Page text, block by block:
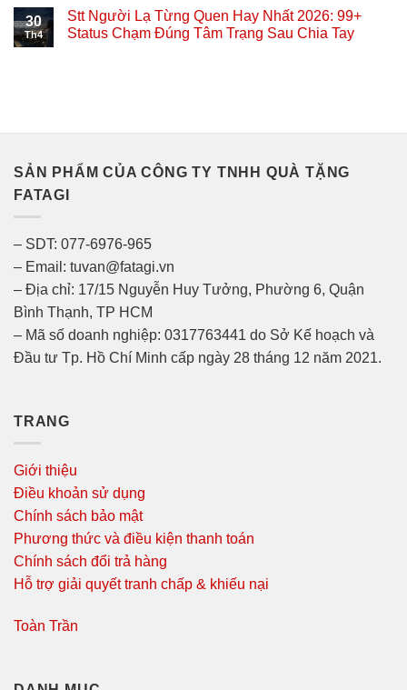
30
Th4
Stt Người Lạ Từng Quen Hay Nhất 2026: 99+
Status Chạm Đúng Tâm Trạng Sau Chia Tay
SẢN PHẨM CỦA CÔNG TY TNHH QUÀ TẶNG
FATAGI
– SDT: 077-6976-965
– Email: tuvan@fatagi.vn
– Địa chỉ: 17/15 Nguyễn Huy Tưởng, Phường 6, Quận
Bình Thạnh, TP HCM
– Mã số doanh nghiệp: 0317763441 do Sở Kế hoạch và
Đầu tư Tp. Hồ Chí Minh cấp ngày 28 tháng 12 năm 2021.
TRANG
Giới thiệu
Điều khoản sử dụng
Chính sách bảo mật
Phương thức và điều kiện thanh toán
Chính sách đổi trả hàng
Hỗ trợ giải quyết tranh chấp & khiếu nại
Toàn Trần